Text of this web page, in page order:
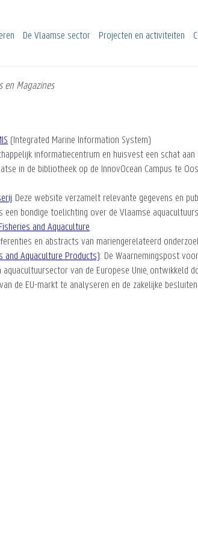
De Vlaamse sector Projecten en activiteiten
en Magazines
(Integrated Marine Information System)
informatiecentrum en huisvest een schat
in de bibliotheek op de InnovOcean Campus te
. Deze website verzamelt relevante gegevens en
bondige toelichting over de Vlaamse
and Aquaculture
en abstracts van mariengerelateerd
and Aquaculture Products): De Waarnemingspost
van de Europese Unie, ontwikkeld
de EU-markt te analyseren en de zakelijke